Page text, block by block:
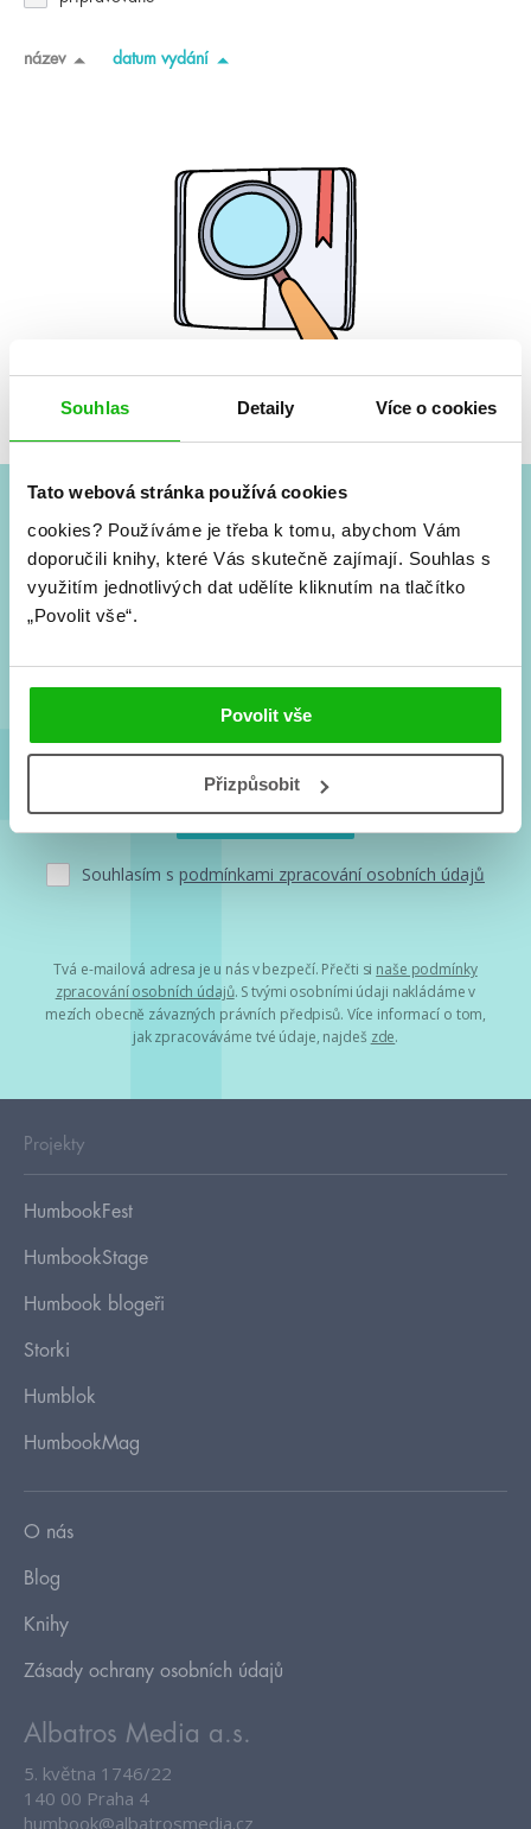
Souhlas Detaily Více o cookies
Tato webová stránka používá cookies
cookies? Používáme je třeba k tomu, abychom Vám
doporučili knihy, které Vás skutečně zajímají. Souhlas s
využitím jednotlivých dat udělíte kliknutím na tlačítko
„Povolit vše“.
Povolit vše
Přizpůsobit
název datum vydání
Žádné knihy nenalezeny.
#HumbookNews
Vše kolem #youngadult každý měsíc rovnou do mailu!
Nové knihy, co se chystá, kvízy, soutěže, autoři, filmové
Souhlasím s podmínkami zpracování osobních údajů
Tvá e-mailová adresa je u nás v bezpečí. Přečti si naše podmínky
zpracování osobních údajů. S tvými osobními údaji nakládáme v
mezích obecně závazných právních předpisů. Více informací o tom,
jak zpracováváme tvé údaje, najdeš zde.
Projekty
HumbookFest
HumbookStage
Humbook blogeři
Storki
Humblok
HumbookMag
O nás
Blog
Knihy
Zásady ochrany osobních údajů
Albatros Media a.s.
5. května 1746/22
140 00 Praha 4
humbook@albatrosmedia.cz